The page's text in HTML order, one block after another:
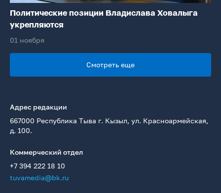
Политические позиции Владислава Ховалыга
укрепляются
01 ноября
Смотреть еще
Адрес редакции
667000 Республика Тыва г. Кызыл, ул. Красноармейская,
д. 100.
Коммерческий отдел
+7 394 222 18 10
tuvamedia@bk.ru